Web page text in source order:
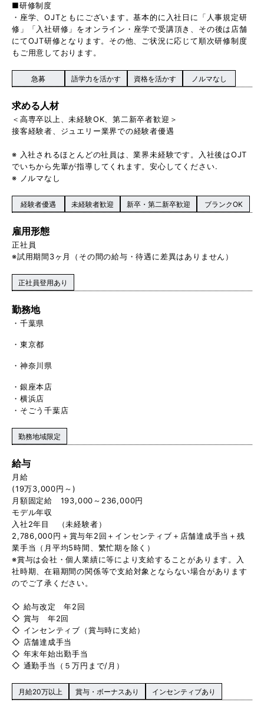
■研修制度
・座学、OJTともにございます。基本的に入社日に「人事規定研
修」「入社研修」をオンライン・座学で受講頂き、その後は店舗
にてOJT研修となります。その他、ご状況に応じて順次研修制度
もご用意しております。
急募 語学力を活かす 資格を活かす ノルマなし
求める人材
＜高専卒以上、未経験OK、第二新卒者歓迎＞
接客経験者、ジュエリー業界での経験者優遇
※ 入社されるほとんどの社員は、業界未経験です。入社後はOJT
でいちから先輩が指導してくれます。安心してください.
※ ノルマなし
経験者優遇 未経験者歓迎 新卒・第二新卒歓迎 ブランクOK
雇用形態
正社員
※試用期間3ヶ月（その間の給与・待遇に差異はありません）
正社員登用あり
勤務地
千葉県
東京都
神奈川県
・銀座本店
・横浜店
・そごう千葉店
勤務地域限定
給与
月給
(19万3,000円～)
月額固定給 193,000～236,000円
モデル年収
入社2年目 （未経験者）
2,786,000円＋賞与年2回＋インセンティブ＋店舗達成手当＋残
業手当（月平均5時間、繁忙期を除く）
※賞与は会社・個人業績に等により支給することがあります。入
社時期、在籍期間の関係等で支給対象とならない場合があります
のでご了承ください。
◇ 給与改定 年2回
◇ 賞与 年2回
◇ インセンティブ（賞与時に支給）
◇ 店舗達成手当
◇ 年末年始出勤手当
◇ 通勤手当（５万円まで/月）
月給20万以上 賞与・ボーナスあり インセンティブあり